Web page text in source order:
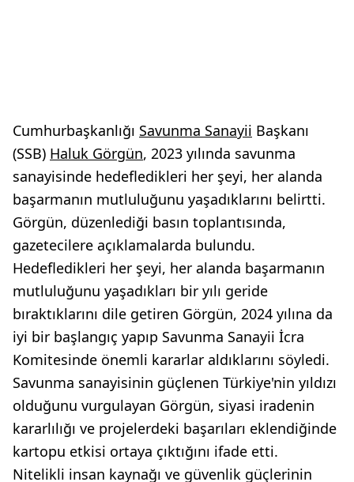
Cumhurbaşkanlığı Savunma Sanayii Başkanı
(SSB) Haluk Görgün, 2023 yılında savunma
sanayisinde hedefledikleri her şeyi, her alanda
başarmanın mutluluğunu yaşadıklarını belirtti.
Görgün, düzenlediği basın toplantısında,
gazetecilere açıklamalarda bulundu.
Hedefledikleri her şeyi, her alanda başarmanın
mutluluğunu yaşadıkları bir yılı geride
bıraktıklarını dile getiren Görgün, 2024 yılına da
iyi bir başlangıç yapıp Savunma Sanayii İcra
Komitesinde önemli kararlar aldıklarını söyledi.
Savunma sanayisinin güçlenen Türkiye'nin yıldızı
olduğunu vurgulayan Görgün, siyasi iradenin
kararlılığı ve projelerdeki başarıları eklendiğinde
kartopu etkisi ortaya çıktığını ifade etti.
Nitelikli insan kaynağı ve güvenlik güçlerinin